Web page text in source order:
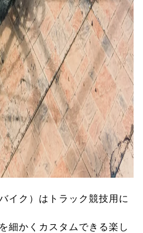
イク）はトラック競技用に
細かくカスタムできる楽し